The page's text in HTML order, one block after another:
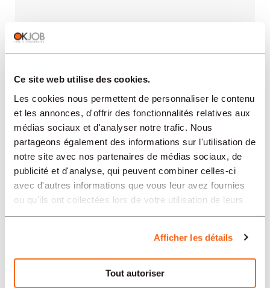
Ce site web utilise des cookies.
Les cookies nous permettent de personnaliser le contenu
et les annonces, d'offrir des fonctionnalités relatives aux
médias sociaux et d'analyser notre trafic. Nous
partageons également des informations sur l'utilisation de
notre site avec nos partenaires de médias sociaux, de
publicité et d'analyse, qui peuvent combiner celles-ci
avec d'autres informations que vous leur avez fournies
ou qu'ils ont collectées lors de votre utilisation de leurs
Afficher les détails
Tout autoriser
RECEVOIR LES ALERTES
RÉGIONS
SECTEURS